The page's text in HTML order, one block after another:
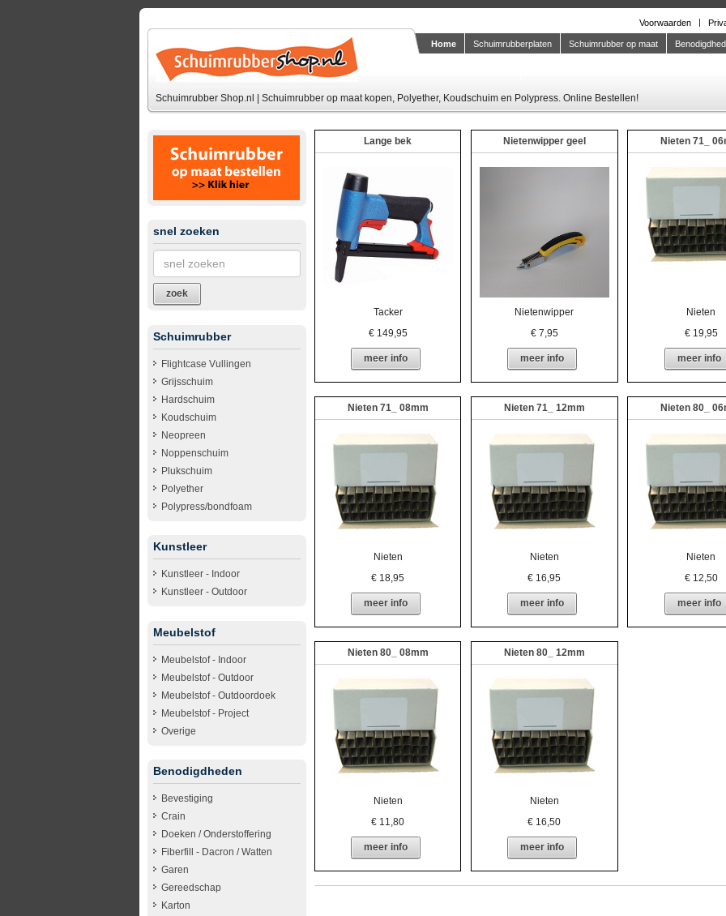
Voorwaarden
Schuimrubber Shop.nl | Schuimrubber op maat kopen, Polyether, Koudschuim en Polypress. Online Bestellen!
Home Schuimrubberplaten Schuimrubber op maat
snel zoeken
zoek
Schuimrubber
Flightcase Vullingen
Grijsschuim
Hardschuim
Koudschuim
Neopreen
Noppenschuim
Plukschuim
Polyether
Polypress/bondfoam
Kunstleer
Kunstleer - Indoor
Kunstleer - Outdoor
Meubelstof
Meubelstof - Indoor
Meubelstof - Outdoor
Meubelstof - Outdoordoek
Meubelstof - Project
Overige
Benodigdheden
Bevestiging
Crain
Doeken / Onderstoffering
Fiberfill - Dacron / Watten
Garen
Gereedschap
Karton
Lange bek
Tacker
€ 149,95
meer info
Nietenwipper geel
Nietenwipper
€ 7,95
meer info
Nieten 71_
Nieten
€ 19,95
meer info
Nieten 71_ 08mm
Nieten
€ 18,95
meer info
Nieten 71_ 12mm
Nieten
€ 16,95
meer info
Nieten 80_
Nieten
€ 12,50
meer info
Nieten 80_ 08mm
Nieten
€ 11,80
meer info
Nieten 80_ 12mm
Nieten
€ 16,50
meer info